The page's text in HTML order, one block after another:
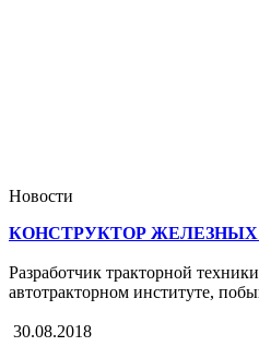
Новости
КОНСТРУКТОР
Разработчик тракторной
автотракторном институте,
30.08.2018